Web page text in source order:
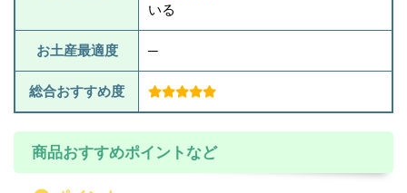
いる
お土産最適度 ─
総合おすすめ度
商品おすすめポイントなど